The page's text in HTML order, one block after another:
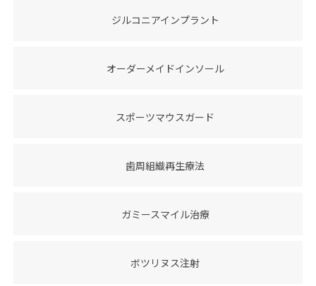
ジルコニアインプラント
オーダーメイドインソール
スポーツマウスガード
歯周組織再生療法
ガミースマイル治療
ボツリヌス注射